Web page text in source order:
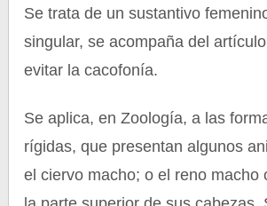
Se trata de un sustantivo
singular, se acompaña del artículo
evitar la cacofonía.
Se aplica, en Zoología, a las
rígidas, que presentan algunos
el ciervo macho; o el reno macho